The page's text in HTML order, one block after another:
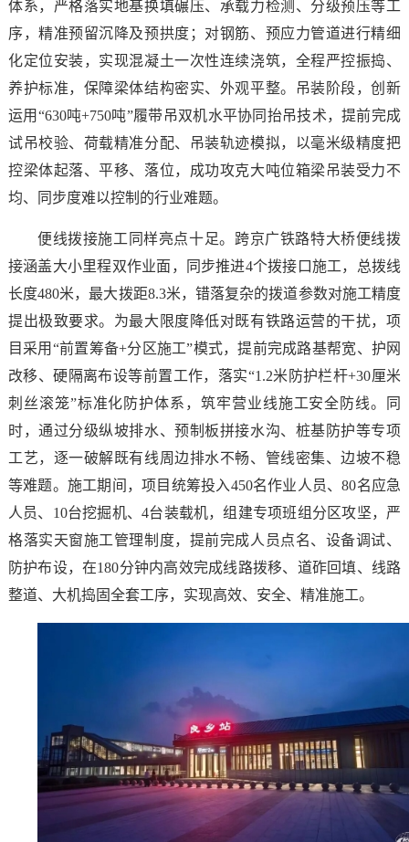
体系，严格落实地基换填碾压、承载力检测、分级预压等工
序，精准预留沉降及预拱度；对钢筋、预应力管道进行精细
化定位安装，实现混凝土一次性连续浇筑，全程严控振捣、
养护标准，保障梁体结构密实、外观平整。吊装阶段，创新
运用“630吨+750吨”履带吊双机水平协同抬吊技术，提前完成
试吊校验、荷载精准分配、吊装轨迹模拟，以毫米级精度把
控梁体起落、平移、落位，成功攻克大吨位箱梁吊装受力不
均、同步度难以控制的行业难题。
便线拨接施工同样亮点十足。跨京广铁路特大桥便线拨
接涵盖大小里程双作业面，同步推进4个拨接口施工，总拨线
长度480米，最大拨距8.3米，错落复杂的拨道参数对施工精度
提出极致要求。为最大限度降低对既有铁路运营的干扰，项
目采用“前置筹备+分区施工”模式，提前完成路基帮宽、护网
改移、硬隔离布设等前置工作，落实“1.2米防护栏杆+30厘米
刺丝滚笼”标准化防护体系，筑牢营业线施工安全防线。同
时，通过分级纵坡排水、预制板拼接水沟、桩基防护等专项
工艺，逐一破解既有线周边排水不畅、管线密集、边坡不稳
等难题。施工期间，项目统筹投入450名作业人员、80名应急
人员、10台挖掘机、4台装载机，组建专项班组分区攻坚，严
格落实天窗施工管理制度，提前完成人员点名、设备调试、
防护布设，在180分钟内高效完成线路拨移、道砟回填、线路
整道、大机捣固全套工序，实现高效、安全、精准施工。